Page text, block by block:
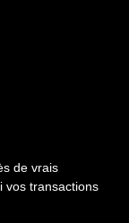
de vrais
vos transactions